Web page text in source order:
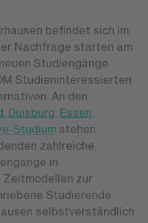
befindet sich im
Nachfrage starten am
Studiengänge
Studieninteressierten
An den
, Duisburg, Essen,
Studiumstehen
zahlreiche
in
Zeitmodellen zur
Studierende
selbstverständlich